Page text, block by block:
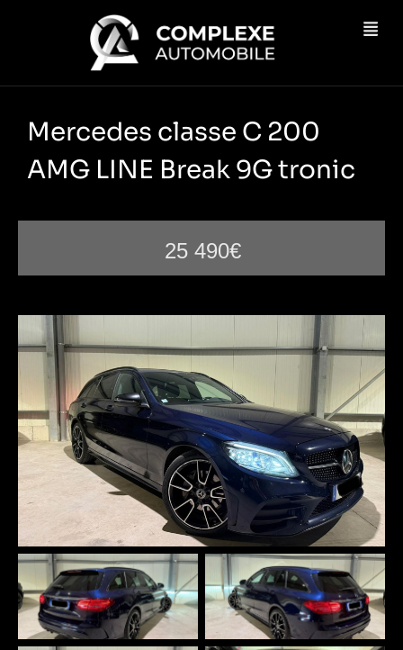
Mercedes classe C 200
AMG LINE Break 9G tronic
25 490€